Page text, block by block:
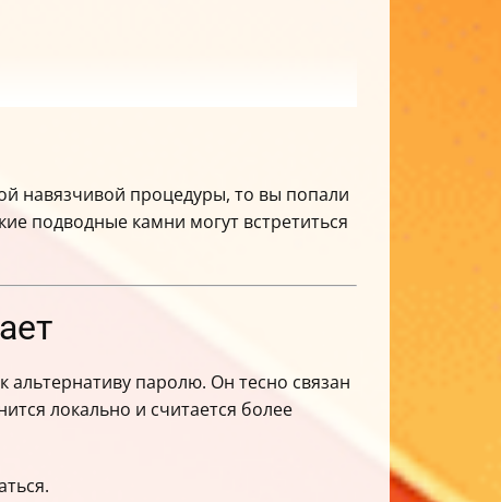
навязчивой процедуры, то вы попали
подводные камни могут встретиться
паролю. Он тесно связан
локально и считается более